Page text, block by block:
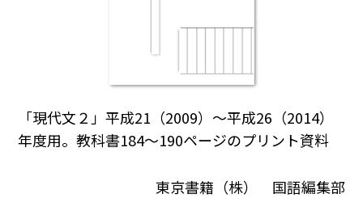
「現代文２」平成21（2009）～平成26（2014）
年度用。教科書184～190ページのプリント資料
東京書籍（株） 国語編集部